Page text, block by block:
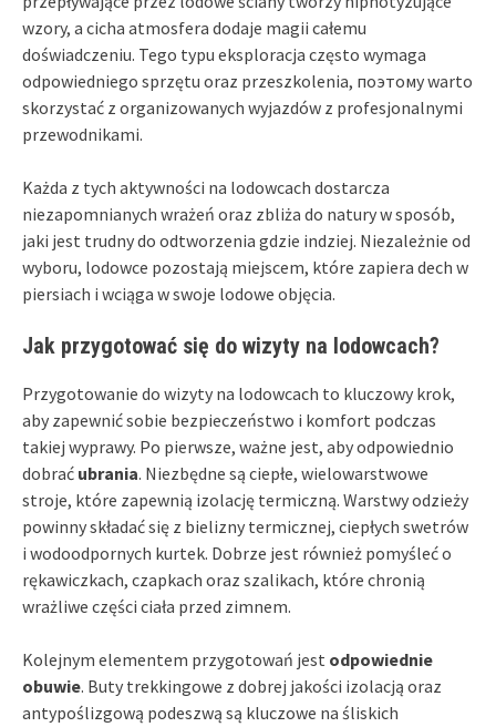
wzory, a cicha atmosfera dodaje magii całemu
doświadczeniu. Tego typu eksploracja często wymaga
odpowiedniego sprzętu oraz przeszkolenia, поэтому warto
skorzystać z organizowanych wyjazdów z profesjonalnymi
przewodnikami.
Każda z tych aktywności na lodowcach dostarcza
niezapomnianych wrażeń oraz zbliża do natury w sposób,
jaki jest trudny do odtworzenia gdzie indziej. Niezależnie od
wyboru, lodowce pozostają miejscem, które zapiera dech w
piersiach i wciąga w swoje lodowe objęcia.
Jak przygotować się do wizyty na lodowcach?
Przygotowanie do wizyty na lodowcach to kluczowy krok,
aby zapewnić sobie bezpieczeństwo i komfort podczas
takiej wyprawy. Po pierwsze, ważne jest, aby odpowiednio
dobrać ubrania. Niezbędne są ciepłe, wielowarstwowe
stroje, które zapewnią izolację termiczną. Warstwy odzieży
powinny składać się z bielizny termicznej, ciepłych swetrów
i wodoodpornych kurtek. Dobrze jest również pomyśleć o
rękawiczkach, czapkach oraz szalikach, które chronią
wrażliwe części ciała przed zimnem.
Kolejnym elementem przygotowań jest odpowiednie
obuwie. Buty trekkingowe z dobrej jakości izolacją oraz
antypoślizgową podeszwą są kluczowe na śliskich